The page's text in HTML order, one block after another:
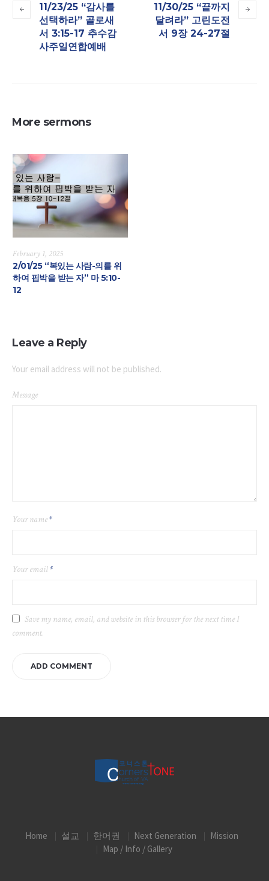
11/23/25 “감사를
선택하라” 골로새
서 3:15-17 추수감
사주일연합예배
11/30/25 “끝까지
달려라” 고린도전
서 9장 24-27절
More sermons
February 1, 2025
2/01/25 “복있는 사람-의를 위
하여 핍박을 받는 자” 마 5:10-
12
Leave a Reply
Your email address will not be published.
Message
Your name*
Your email*
Save my name, email, and website in this browser for the next time I
comment.
Home 설교 한어권 Next Generation
Mission
Map / Info / Gallery